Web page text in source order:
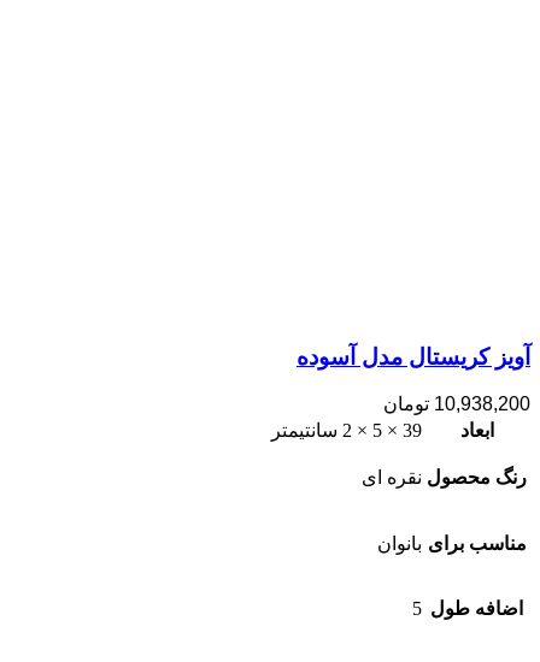
آویز کریستال مدل آسوده
10,938,200 تومان
ابعاد
39 × 5 × 2 سانتیمتر
رنگ محصول نقره ای
مناسب برای بانوان
اضافه طول 5